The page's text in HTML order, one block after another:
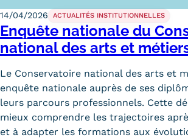
14/04/2026 ACTUALITÉS INSTITUTIONNELLES
Enquête nationale du
national des arts et
Le Conservatoire national des arts et
enquête nationale auprès de ses
leurs parcours professionnels. Cette
mieux comprendre les trajectoires
et à adapter les formations aux